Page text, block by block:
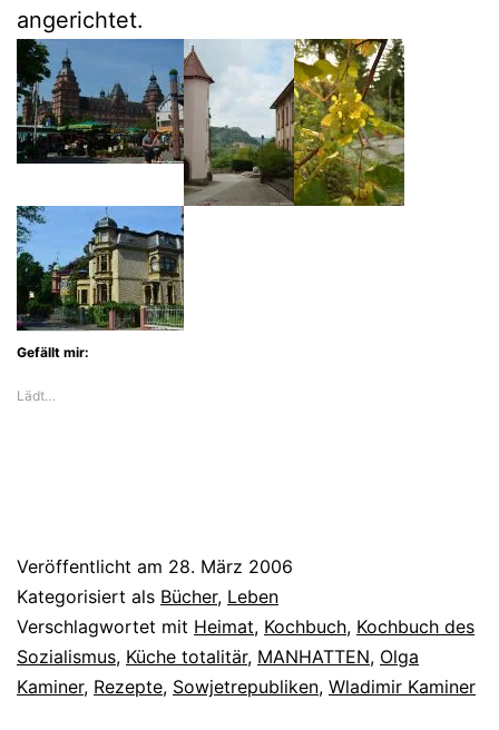
angerichtet.
Gefällt mir:
Lädt…
Veröffentlicht am 28. März 2006
Kategorisiert als Bücher, Leben
Verschlagwortet mit Heimat, Kochbuch, Kochbuch des
Sozialismus, Küche totalitär, MANHATTEN, Olga
Kaminer, Rezepte, Sowjetrepubliken, Wladimir Kaminer